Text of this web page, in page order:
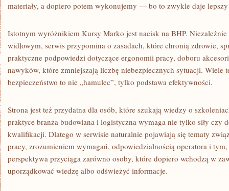
materiały, a dopiero potem wykonujemy — bo to zwykle daje
Istotnym wyróżnikiem Kursy Marko jest nacisk na BHP.
widłowym, serwis przypomina o zasadach, które chronią zdrowie,
praktyczne podpowiedzi dotyczące ergonomii pracy, doboru
nawyków, które zmniejszają liczbę niebezpiecznych sytuacji. Wiele
bezpieczeństwo to nie „hamulec”, tylko podstawa efektywności.
Strona jest też przydatna dla osób, które szukają wiedzy o
praktyce branża budowlana i logistyczna wymaga nie tylko siły czy
kwalifikacji. Dlatego w serwisie naturalnie pojawiają się tematy
pracy, zrozumieniem wymagań, odpowiedzialnością operatora i
perspektywa przyciąga zarówno osoby, które dopiero wchodzą w
uporządkować wiedzę albo odświeżyć informacje.